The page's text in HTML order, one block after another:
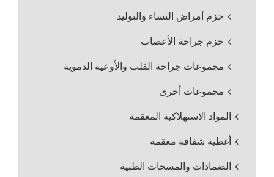
حزم أمراض النساء والتوليد
حزم جراحة الأعصاب
مجموعات جراحة القلب والأوعية الدموية
مجموعات أخرى
المواد الاستهلاكية المعقمة
أغطية شفافة معقمة
الضمادات والمسحات الطبية